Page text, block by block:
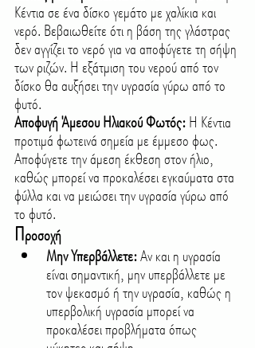
Κέντια σε ένα δίσκο γεμάτο με χαλίκια και
νερό. Βεβαιωθείτε ότι η βάση της γλάστρας
δεν αγγίζει το νερό για να αποφύγετε τη σήψη
των ριζών. Η εξάτμιση του νερού από τον
δίσκο θα αυξήσει την υγρασία γύρω από το
φυτό.
Αποφυγή Άμεσου Ηλιακού Φωτός: Η Κέντια
προτιμά φωτεινά σημεία με έμμεσο φως.
Αποφύγετε την άμεση έκθεση στον ήλιο,
καθώς μπορεί να προκαλέσει εγκαύματα στα
φύλλα και να μειώσει την υγρασία γύρω από
το φυτό.
Προσοχή
Μην Υπερβάλλετε: Αν και η υγρασία
είναι σημαντική, μην υπερβάλλετε με
τον ψεκασμό ή την υγρασία, καθώς η
υπερβολική υγρασία μπορεί να
προκαλέσει προβλήματα όπως